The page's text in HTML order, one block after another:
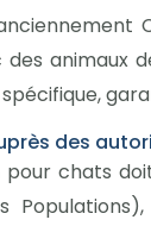
animaux
des
pour chats